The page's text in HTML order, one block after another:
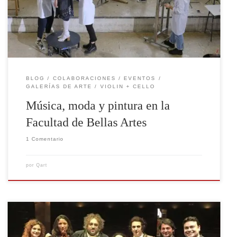
Ensemble ha colaborado con el diseñador Moisés Nieto
y los alumnos de último curso de la […]
BLOG COLABORACIONES
EVENTOS
GALERÍAS DE ARTE
VIOLIN + CELLO
Música, moda y pintura en la
Facultad de Bellas Artes
1 Comentario
por Qart